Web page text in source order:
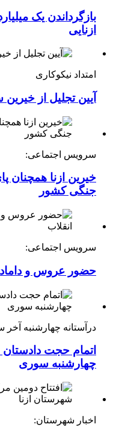
بازگرداندن یک
ازنایی
امتداد نیکوکاری
آیین تجلیل از
سرویس اجتماعی:
خیرین ازنا همچنان
جنگی کشور
سرویس اجتماعی:
حضور عروس و داماد
درآستانه چهارشنبه آخر
اتمام حجت
چهارشنبه ‌سوری
اخبار شهرستان: